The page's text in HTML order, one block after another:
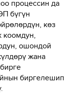
процессин да
бүгүн
көз
коомдун,
ошондой
жана
биргелешип